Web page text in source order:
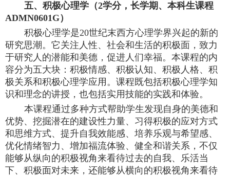
五、积极心理学（2学分，长学期、本科生课程
ADMN0601G）
积极心理学是20世纪末西方心理学界兴起的新的
研究思潮。它关注人性、社会和生活的积极面，致力
于研究人的潜能和美德，促进人们幸福。本课程的内
容分为五大块：积极情感、积极认知、积极人格、积
极关系和积极心理学应用。课程既包括积极心理学知
识和理念的讲授，也包括实用技能的实践和体验。
本课程通过多种方式帮助学生发现自身的美德和
优势、挖掘潜在的建设性力量、习得积极的应对方式
和思维方式、提升自我效能感、培养乐观与希望感、
优化情绪智力、增加福流体验、健全和谐关系，不仅
能够从纵向的积极视角来看待过去的自我、乐活当
下、积极面对未来，还能够从横向的积极视角来看待